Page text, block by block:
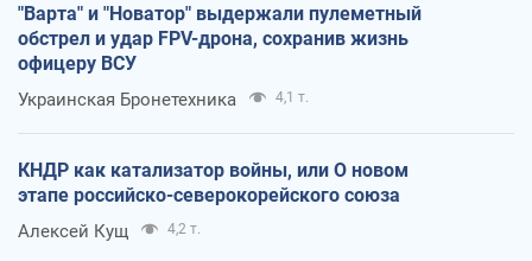
"Варта" и "Новатор" выдержали пулеметный
обстрел и удар FPV-дрона, сохранив жизнь
офицеру ВСУ
Украинская Бронетехника 4,1 т.
КНДР как катализатор войны, или О новом
этапе российско-северокорейского союза
Алексей Кущ 4,2 т.